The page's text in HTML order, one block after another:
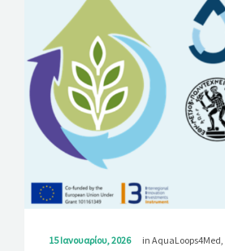
15 Ιανουαρίου, 2026 in AquaLoops4Med,